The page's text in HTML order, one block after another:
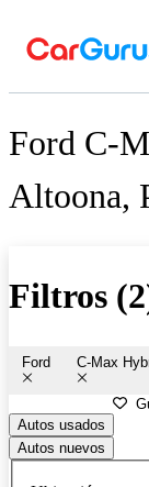
Ford C-
Altoona,
Filtros
Ford C-Max
Autos usados
Autos nuevos